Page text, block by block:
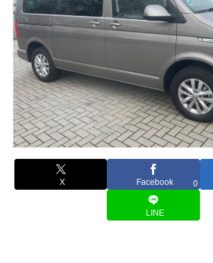
X Facebook 0
LINE